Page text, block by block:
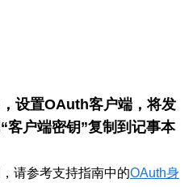
设置OAuth客户端，将发
客户端密钥”复制到记事本
请参考支持指南中的OAuth身